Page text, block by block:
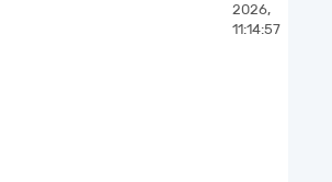
2026,
11:14:57